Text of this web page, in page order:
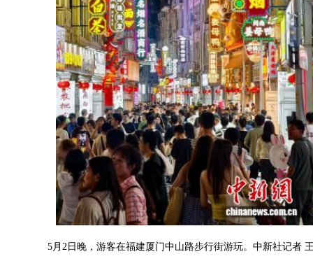
5月2日晚，游客在福建厦门中山路步行街游玩。中新社记者